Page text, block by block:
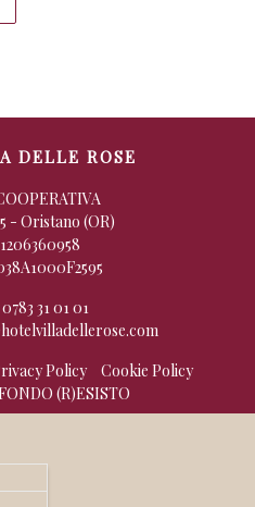
DELLE ROSE
- Oristano (OR)
0783 31 01 01
Policy
Cookie Policy
(R)ESISTO